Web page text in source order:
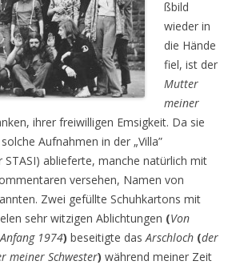
ßbild
wieder in
die Hände
fiel, ist der
Mutter
meiner
ihrer freiwilligen Emsigkeit. Da sie
Aufnahmen in der „Villa”
STASI) ablieferte, manche natürlich mit
versehen, Namen von
Zwei gefüllte Schuhkartons mit
sehr witzigen Ablichtungen (Von
1974) beseitigte das Arschloch (der
meiner Schwester) während meiner Zeit